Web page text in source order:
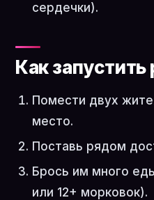
сердечки).
Как запустить
Помести двух
место.
Поставь рядом
Брось им много
или 12+ морковок).